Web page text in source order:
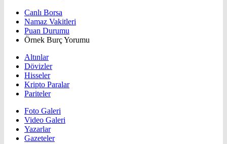
Canlı Borsa
Namaz Vakitleri
Puan Durumu
Örnek Burç Yorumu
Altınlar
Dövizler
Hisseler
Kripto Paralar
Pariteler
Foto Galeri
Video Galeri
Yazarlar
Gazeteler